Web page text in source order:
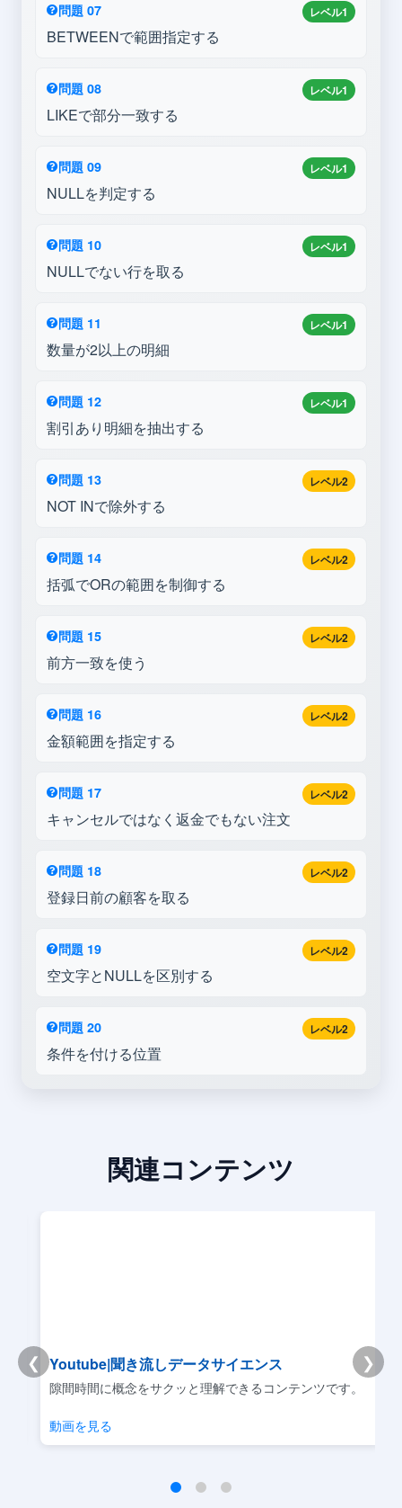
レベル1
問題 07
BETWEENで範囲指定する
レベル1
問題 08
LIKEで部分一致する
レベル1
問題 09
NULLを判定する
レベル1
問題 10
NULLでない行を取る
レベル1
問題 11
数量が2以上の明細
レベル1
問題 12
割引あり明細を抽出する
レベル2
問題 13
NOT INで除外する
レベル2
問題 14
括弧でORの範囲を制御する
レベル2
問題 15
前方一致を使う
レベル2
問題 16
金額範囲を指定する
レベル2
問題 17
キャンセルではなく返金でもない注文
レベル2
問題 18
登録日前の顧客を取る
レベル2
問題 19
空文字とNULLを区別する
レベル2
問題 20
条件を付ける位置
関連コンテンツ
❮ ❯
Youtube|聞き流しデータサイエンス
隙間時間に概念をサクッと理解できるコンテンツです。
動画を見る